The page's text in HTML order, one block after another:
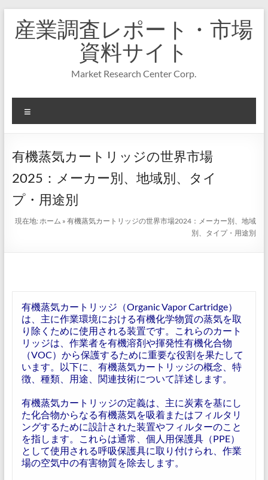
キ
プ
産業調査レポート・市場
資料サイト
Market Research Center Corp.
ニ
ー
有機蒸気カートリッジの世界市場
2025：メーカー別、地域別、タイ
プ・用途別
現在地:ホーム »有機蒸気カートリッジの世界市場2024：メーカー別、地域
別、タイプ・用途別
有機蒸気カートリッジ（Organic Vapor Cartridge）
は、主に作業環境における有機化学物質の蒸気を取
り除くために使用される装置です。これらのカート
リッジは、作業者を有機溶剤や揮発性有機化合物
（VOC）から保護するために重要な役割を果たして
います。以下に、有機蒸気カートリッジの概念、特
徴、種類、用途、関連技術について詳述します。
有機蒸気カートリッジの定義は、主に炭素を基にし
た化合物からなる有機蒸気を吸着またはフィルタリ
ングするために設計された装置やフィルターのこと
を指します。これらは通常、個人用保護具（PPE）
として使用される呼吸保護具に取り付けられ、作業
場の空気中の有害物質を除去します。